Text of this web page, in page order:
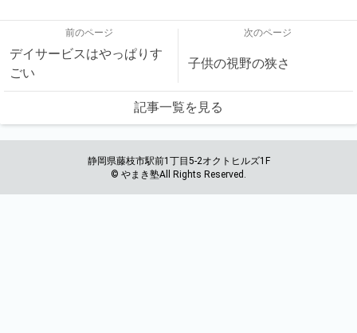
前のページ
デイサービスはやっぱりす
ごい
次のページ
子供の視野の狭さ
記事一覧を見る
静岡県藤枝市駅前1丁目5-2オクトヒルズ1F
© やまき塾All Rights Reserved.